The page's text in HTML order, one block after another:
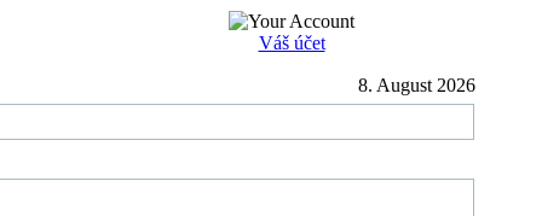
Váš účet
8. August 2026